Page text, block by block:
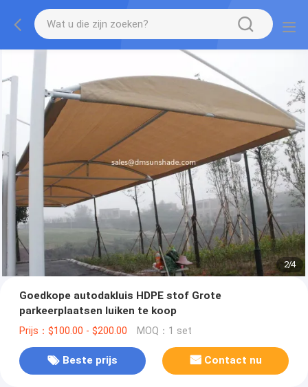
2/4
Goedkope autodakluis HDPE stof Grote
parkeerplaatsen luiken te koop
Prijs：$100.00 - $200.00 MOQ：1 set
Beste prijs Contact nu